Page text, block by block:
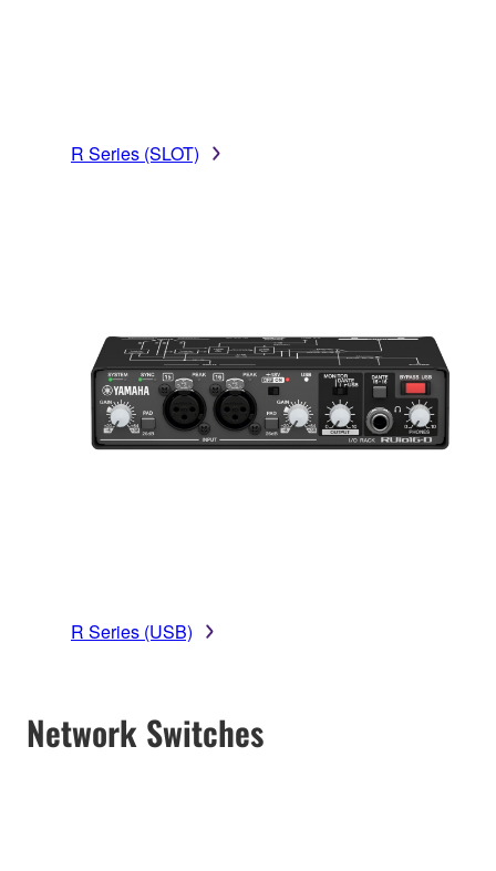
R Series (SLOT)
R Series (USB)
Network Switches